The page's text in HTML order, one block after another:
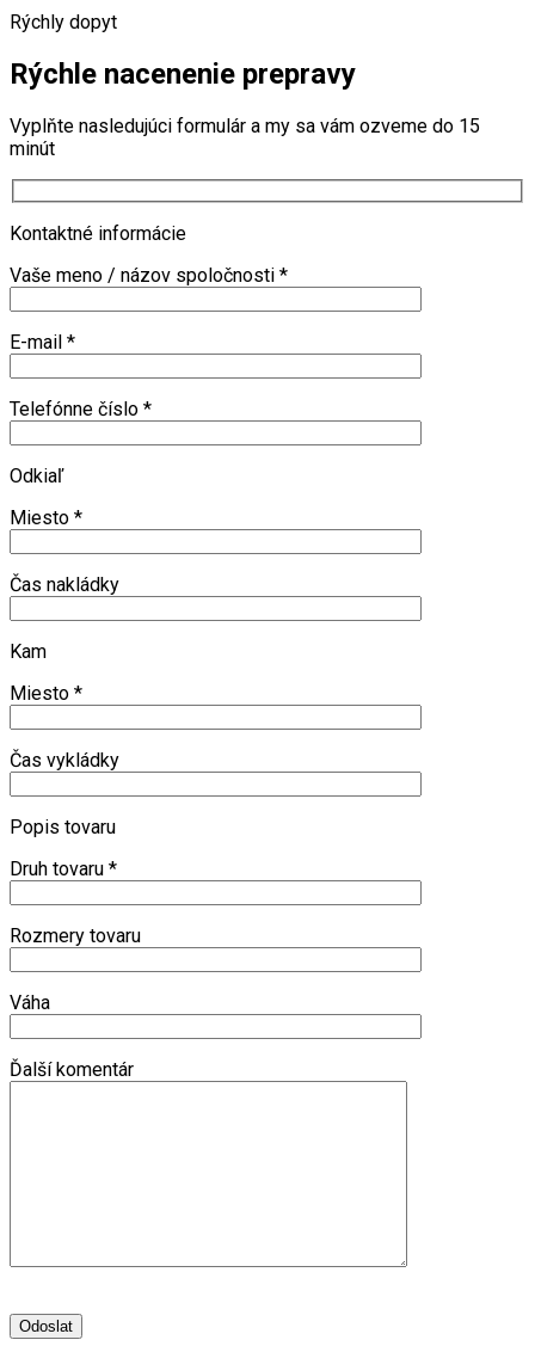
Rýchly dopyt
Rýchle nacenenie prepravy
Vyplňte nasledujúci formulár a my sa vám ozveme do 15
minút
Kontaktné informácie
Vaše meno / názov spoločnosti *
E-mail *
Telefónne číslo *
Odkiaľ
Miesto *
Čas nakládky
Kam
Miesto *
Čas vykládky
Popis tovaru
Druh tovaru *
Rozmery tovaru
Váha
Ďalší komentár